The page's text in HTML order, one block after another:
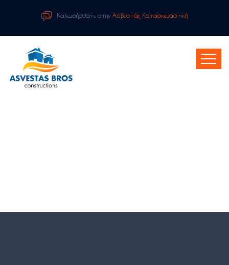
Καλωσήρθατε στην Ασβεστάς Κατασκευαστική